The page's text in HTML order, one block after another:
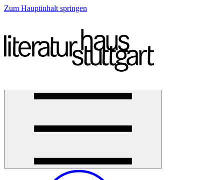
Zum Hauptinhalt springen